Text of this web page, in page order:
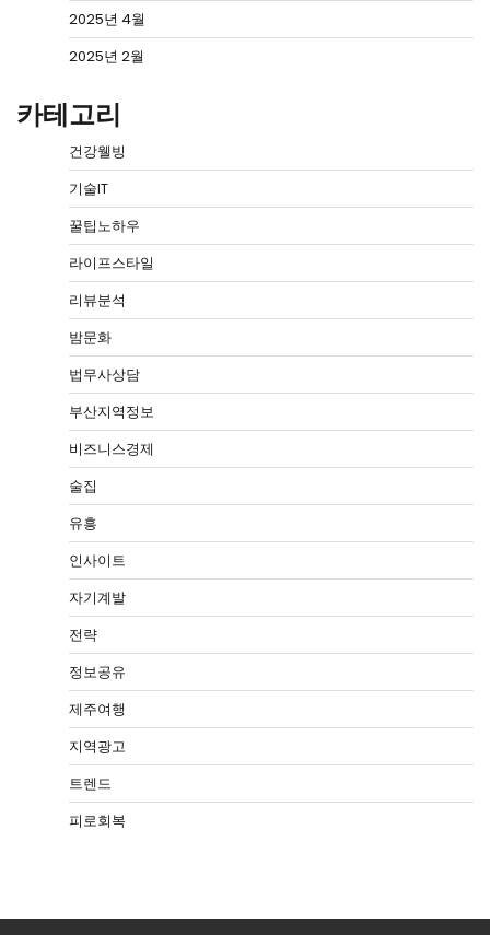
2025년 4월
2025년 2월
카테고리
건강웰빙
기술IT
꿀팁노하우
라이프스타일
리뷰분석
밤문화
법무사상담
부산지역정보
비즈니스경제
술집
유흥
인사이트
자기계발
전략
정보공유
제주여행
지역광고
트렌드
피로회복